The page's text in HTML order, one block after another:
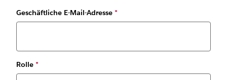
Geschäftliche E-Mail-Adresse *
Rolle *